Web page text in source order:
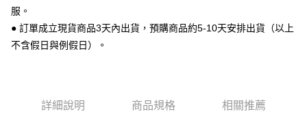
【「AFTEE先享後付」結帳流程】
１．於結帳方式選擇「AFTEE先享後付」後，將跳轉至「AFTEE先享後付」
２．訂單成立數日內，您將收到繳費通知簡訊。
購買商品的店家。未經商家同意取消之訂單仍視為有效，需透過AFTEE先享
後付繳納相關費用。
每筆NT$70，滿NT$999(含以上)免運費
付款後 全家取貨
每筆NT$70，滿NT$999(含以上)免運費
服。
● 訂單成立現貨商品3天內出貨，預購商品約5-10天安排出貨（以上
不含假日與例假日）。
詳細說明 商品規格 相關推薦